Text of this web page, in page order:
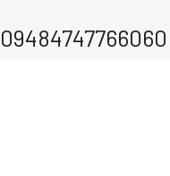
09484747766060